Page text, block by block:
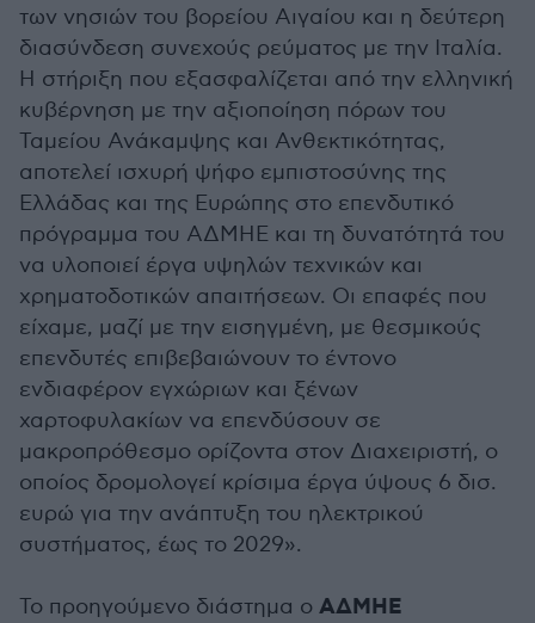
των νησιών του βορείου Αιγαίου και η δεύτερη
διασύνδεση συνεχούς ρεύματος με την Ιταλία.
Η στήριξη που εξασφαλίζεται από την ελληνική
κυβέρνηση με την αξιοποίηση πόρων του
Ταμείου Ανάκαμψης και Ανθεκτικότητας,
αποτελεί ισχυρή ψήφο εμπιστοσύνης της
Ελλάδας και της Ευρώπης στο επενδυτικό
πρόγραμμα του ΑΔΜΗΕ και τη δυνατότητά του
να υλοποιεί έργα υψηλών τεχνικών και
χρηματοδοτικών απαιτήσεων. Οι επαφές που
είχαμε, μαζί με την εισηγμένη, με θεσμικούς
επενδυτές επιβεβαιώνουν το έντονο
ενδιαφέρον εγχώριων και ξένων
χαρτοφυλακίων να επενδύσουν σε
μακροπρόθεσμο ορίζοντα στον Διαχειριστή, ο
οποίος δρομολογεί κρίσιμα έργα ύψους 6 δισ.
ευρώ για την ανάπτυξη του ηλεκτρικού
συστήματος, έως το 2029».
Το προηγούμενο διάστημα ο ΑΔΜΗΕ